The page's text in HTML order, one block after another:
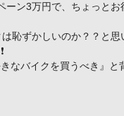
ン3万円で、ちょっとお
恥ずかしいのか？？と思
なバイクを買うべき』と